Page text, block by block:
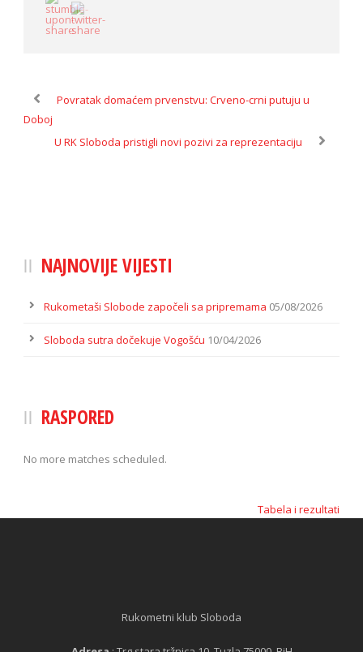
Povratak domaćem prvenstvu: Crveno-crni putuju u
Doboj
U RK Sloboda pristigli novi pozivi za reprezentaciju
NAJNOVIJE VIJESTI
Rukometaši Slobode započeli sa pripremama 05/08/2026
Sloboda sutra dočekuje Vogošću 10/04/2026
RASPORED
No more matches scheduled.
Tabela i rezultati
Rukometni klub Sloboda